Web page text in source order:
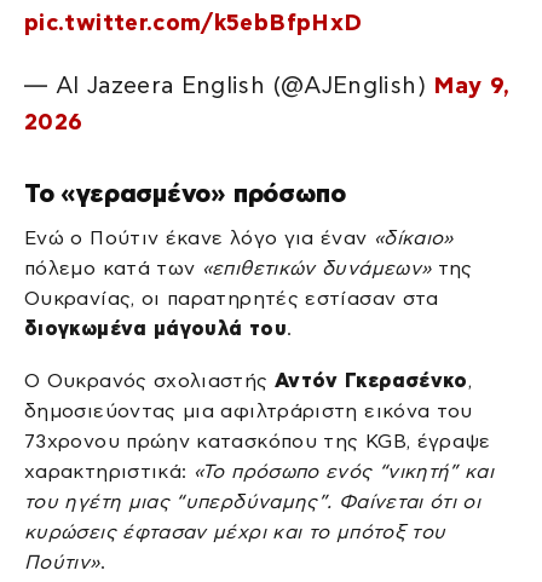
pic.twitter.com/k5ebBfpHxD
— Al Jazeera English (@AJEnglish) May 9,
2026
Το «γερασμένο» πρόσωπο
Ενώ ο Πούτιν έκανε λόγο για έναν «δίκαιο»
πόλεμο κατά των «επιθετικών δυνάμεων»της
Ουκρανίας, οι παρατηρητές εστίασαν στα
διογκωμένα μάγουλά του.
Ο Ουκρανός σχολιαστής Αντόν Γκερασένκο,
δημοσιεύοντας μια αφιλτράριστη εικόνα του
73χρονου πρώην κατασκόπου της KGB, έγραψε
χαρακτηριστικά: «Το πρόσωπο ενός “νικητή” και
του ηγέτη μιας “υπερδύναμης”. Φαίνεται ότι οι
κυρώσεις έφτασαν μέχρι και το μπότοξ του
Πούτιν».